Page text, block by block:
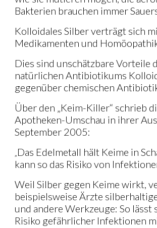
Bakterien brauchen immer
Kolloidales Silber verträgt sich
Medikamenten und
Dies sind unschätzbare Vorteile
natürlichen Antibiotikums
gegenüber chemischen
Über den „Keim-Killer“ schrieb
Apotheken-Umschau in ihrer
September 2005:
„Das Edelmetall hält Keime in
kann so das Risiko von
Weil Silber gegen Keime wirkt,
beispielsweise Ärzte
und andere Werkzeuge: So lässt
Risiko gefährlicher Infektionen